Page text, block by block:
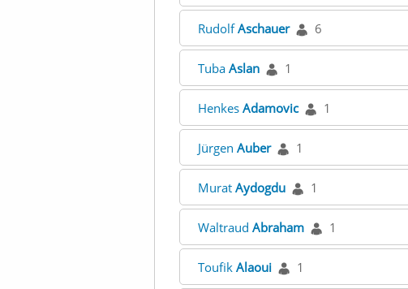
RudolfAschauer 6
Tuba Aslan 1
Henkes Adamovic 1
Jürgen Auber 1
Murat Aydogdu 1
Waltraud Abraham 1
Toufik Alaoui 1